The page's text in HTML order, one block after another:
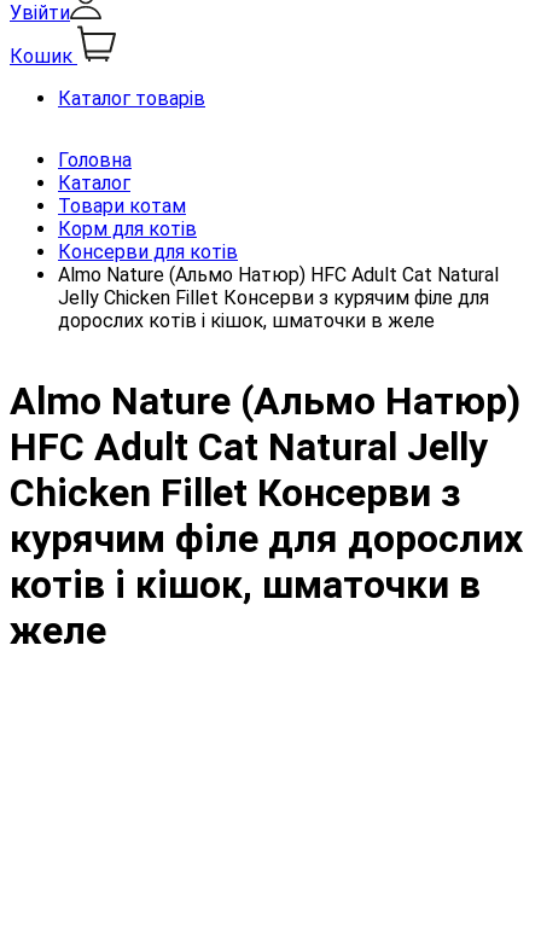
Увійти
Кошик
Каталог товарів
Головна
Каталог
Товари котам
Корм для котів
Консерви для котів
Almo Nature (Альмо Натюр) HFC Adult Cat Natural
Jelly Chicken Fillet Консерви з курячим філе для
дорослих котів і кішок, шматочки в желе
Almo Nature (Альмо Натюр)
HFC Adult Cat Natural Jelly
Chicken Fillet Консерви з
курячим філе для дорослих
котів і кішок, шматочки в
желе